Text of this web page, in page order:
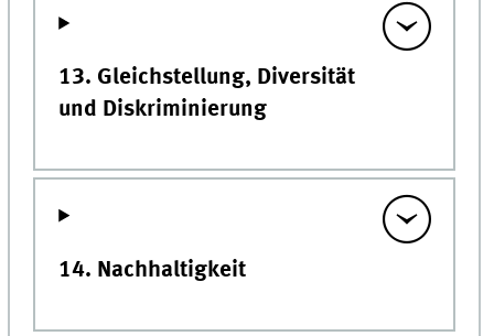
13. Gleichstellung, Diversität
und Diskriminierung
14. Nachhaltigkeit